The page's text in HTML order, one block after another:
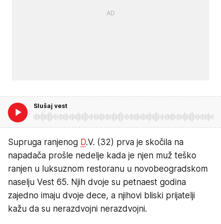
Slušaj vest
Supruga ranjenog D.V. (32) prva je skočila na
napadača prošle nedelje kada je njen muž teško
ranjen u luksuznom restoranu u novobeogradskom
naselju Vest 65. Njih dvoje su petnaest godina
zajedno imaju dvoje dece, a njihovi bliski prijatelji
kažu da su nerazdvojni nerazdvojni.